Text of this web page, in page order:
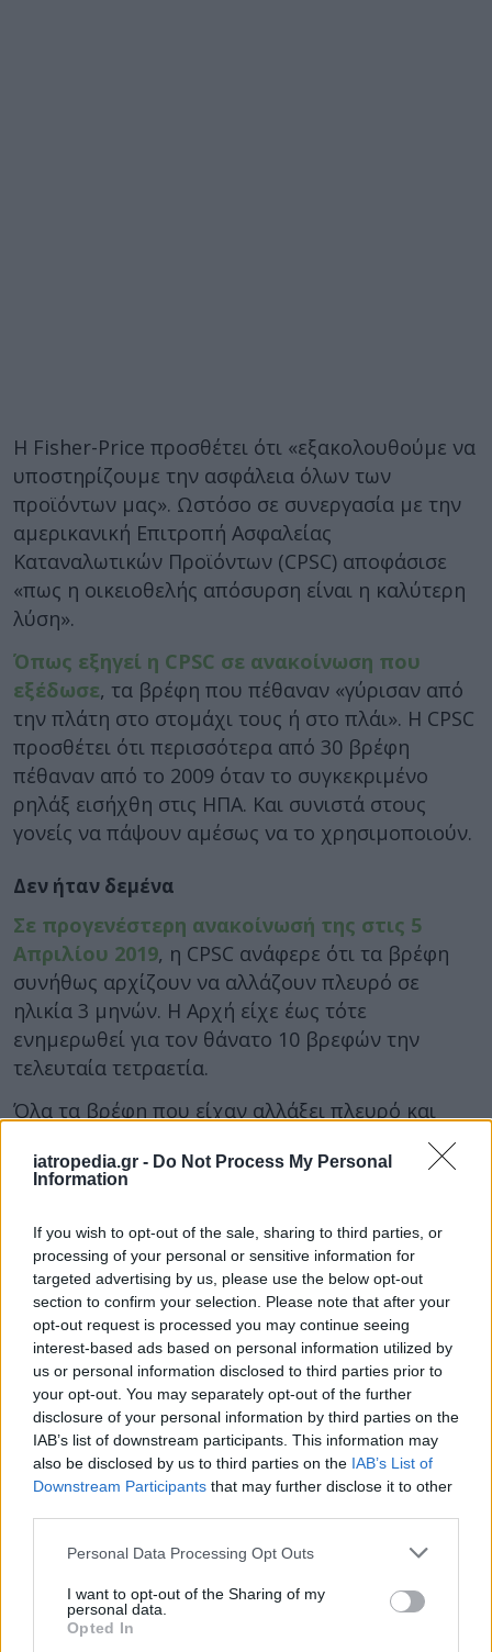
iatropedia.gr - Do Not Process My Personal
Information
If you wish to opt-out of the sale, sharing to third parties, or
processing of your personal or sensitive information for
targeted advertising by us, please use the below opt-out
section to confirm your selection. Please note that after your
opt-out request is processed you may continue seeing
interest-based ads based on personal information utilized by
us or personal information disclosed to third parties prior to
your opt-out. You may separately opt-out of the further
disclosure of your personal information by third parties on the
IAB’s list of downstream participants. This information may
also be disclosed by us to third parties on the IAB’s List of
Downstream Participants that may further disclose it to other
Personal Data Processing Opt Outs
I want to opt-out of the Sharing of my
personal data.
Opted In
Η Fisher-Price προσθέτει ότι «εξακολουθούμε να
υποστηρίζουμε την ασφάλεια όλων των
προϊόντων μας». Ωστόσο σε συνεργασία με την
αμερικανική Επιτροπή Ασφαλείας
Καταναλωτικών Προϊόντων (CPSC) αποφάσισε
«πως η οικειοθελής απόσυρση είναι η καλύτερη
λύση».
Όπως εξηγεί η CPSC σε ανακοίνωση που
εξέδωσε, τα βρέφη που πέθαναν «γύρισαν από
την πλάτη στο στομάχι τους ή στο πλάι». Η CPSC
προσθέτει ότι περισσότερα από 30 βρέφη
πέθαναν από το 2009 όταν το συγκεκριμένο
ρηλάξ εισήχθη στις ΗΠΑ. Και συνιστά στους
γονείς να πάψουν αμέσως να το χρησιμοποιούν.
Δεν ήταν δεμένα
Σε προγενέστερη ανακοίνωσή της στις 5
Απριλίου 2019, η CPSC ανάφερε ότι τα βρέφη
συνήθως αρχίζουν να αλλάζουν πλευρό σε
ηλικία 3 μηνών. Η Αρχή είχε έως τότε
ενημερωθεί για τον θάνατο 10 βρεφών την
τελευταία τετραετία.
Όλα τα βρέφη που είχαν αλλάξει πλευρό και
είχαν χάσει τη ζωή τους, βρίσκονταν στο ρηλάξ
ΧΩΡΙΣ να είναι δεμένα. Επιπλέον όλα είχαν
Επειδή, όμως, υπήρχαν πληροφορίες και για
άλλους θανάτους, η CPSC αρχικά συνέστησε
στους γονείς να πάψουν να χρησιμοποιούν το
προϊόν μόλις το μωρό τους γίνει 3 μηνών.
Εναλλακτικά θα έπρεπε να σταματήσουν να το
χρησιμοποιούν μόλις άρχιζε να αλλάζει θέση
μόνο του.
Υπενθύμιζε επίσης στους γονείς ότι πρέπει
ΠΑΝΤΟΤΕ να έχουν τα μωρά τους δεμένα στο
Τελικά χθες ανακοίνωσε πως ασφαλέστερη
από την παγκόσμια αγορά.